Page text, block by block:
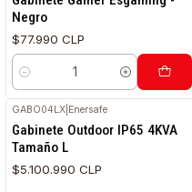
Negro
$77.990 CLP
Cantidad
GABO04LX Enersafe
Gabinete Outdoor IP65 4KVA
Tamaño L
$5.100.990 CLP